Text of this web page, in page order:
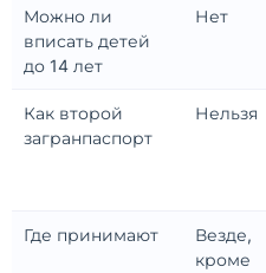
Можно ли
вписать детей
до 14 лет
Нет
Как второй
загранпаспорт
Нельзя
Где принимают
Везде,
кроме